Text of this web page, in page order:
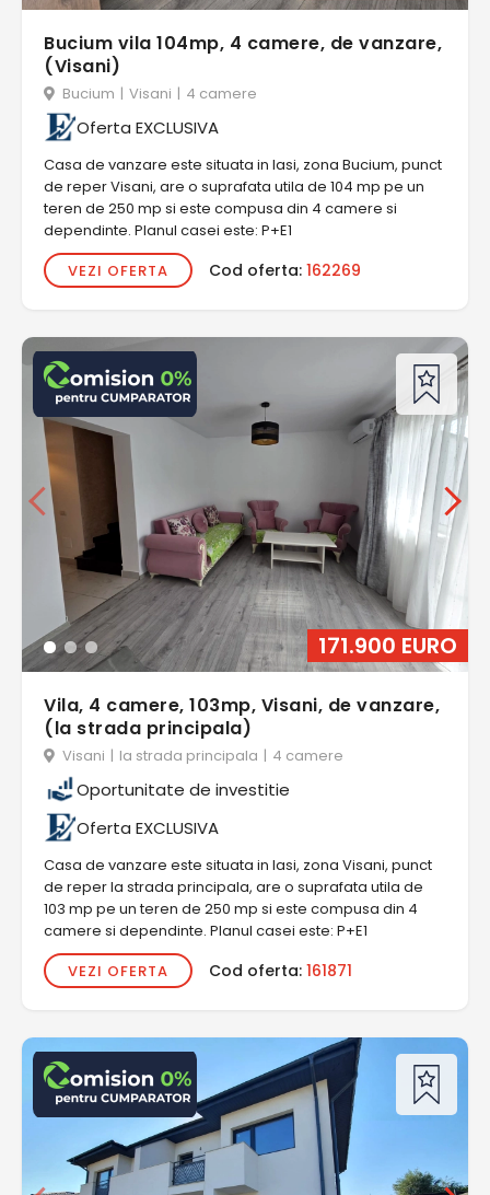
Bucium vila 104mp, 4 camere, de vanzare,
(Visani)
Bucium | Visani | 4 camere
Oferta EXCLUSIVA
Casa de vanzare este situata in Iasi, zona Bucium, punct
de reper Visani, are o suprafata utila de 104 mp pe un
teren de 250 mp si este compusa din 4 camere si
dependinte. Planul casei este: P+E1
VEZI OFERTA
Cod oferta: 162269
171.900 EURO
Vila, 4 camere, 103mp, Visani, de vanzare,
(la strada principala)
Visani | la strada principala | 4 camere
Oportunitate de investitie
Oferta EXCLUSIVA
Casa de vanzare este situata in Iasi, zona Visani, punct
de reper la strada principala, are o suprafata utila de
103 mp pe un teren de 250 mp si este compusa din 4
camere si dependinte. Planul casei este: P+E1
VEZI OFERTA
Cod oferta: 161871